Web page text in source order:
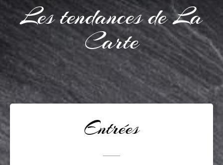
Les tendances de La
Carte
Entrées